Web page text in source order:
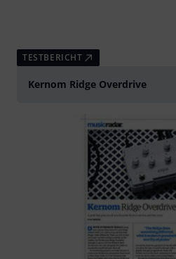
TESTBERICHT
Kernom Ridge Overdrive